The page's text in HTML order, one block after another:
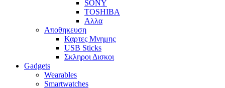
SONY
TOSHIBA
Αλλα
Αποθηκευση
Καρτες Μνημης
USB Sticks
Σκληροι Δισκοι
Gadgets
Wearables
Smartwatches